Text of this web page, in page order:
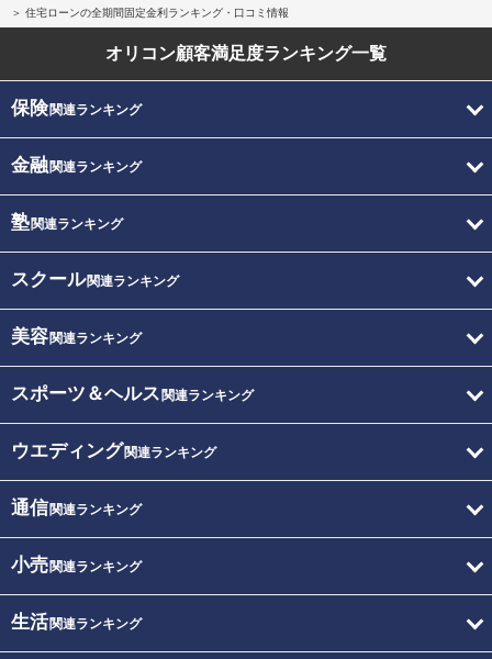
住宅ローンの全期間固定金利ランキング・口コミ情報
オリコン顧客満足度ランキング一覧
保険関連ランキング
金融関連ランキング
塾関連ランキング
スクール関連ランキング
美容関連ランキング
スポーツ＆ヘルス 関連ランキング
ウエディング関連ランキング
通信関連ランキング
小売関連ランキング
生活関連ランキング